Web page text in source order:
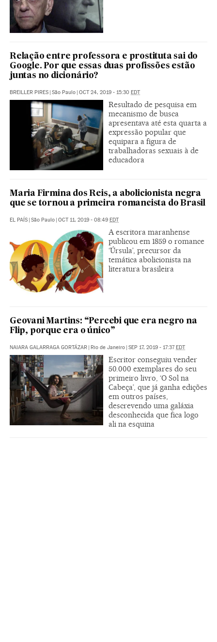
Relação entre professora e prostituta sai do
Google. Por que essas duas profissões estão
juntas no dicionário?
BREILLER PIRES | São Paulo | OCT 24, 2019 - 15:30 EDT
Resultado de pesquisa em
mecanismo de busca
apresentava até esta quarta a
expressão popular que
equipara a figura de
trabalhadoras sexuais à de
educadora
Maria Firmina dos Reis, a abolicionista negra
que se tornou a primeira romancista do Brasil
EL PAÍS | São Paulo | OCT 11, 2019 - 08:49 EDT
A escritora maranhense
publicou em 1859 o romance
‘Úrsula’, precursor da
temática abolicionista na
literatura brasileira
Geovani Martins: “Percebi que era negro na
Flip, porque era o único”
NAIARA GALARRAGA GORTÁZAR | Rio de Janeiro | SEP 17, 2019 - 17:37EDT
Escritor conseguiu vender
50.000 exemplares do seu
primeiro livro, ‘O Sol na
Cabeça’, que já ganha edições
em outros países,
descrevendo uma galáxia
desconhecida que fica logo
ali na esquina